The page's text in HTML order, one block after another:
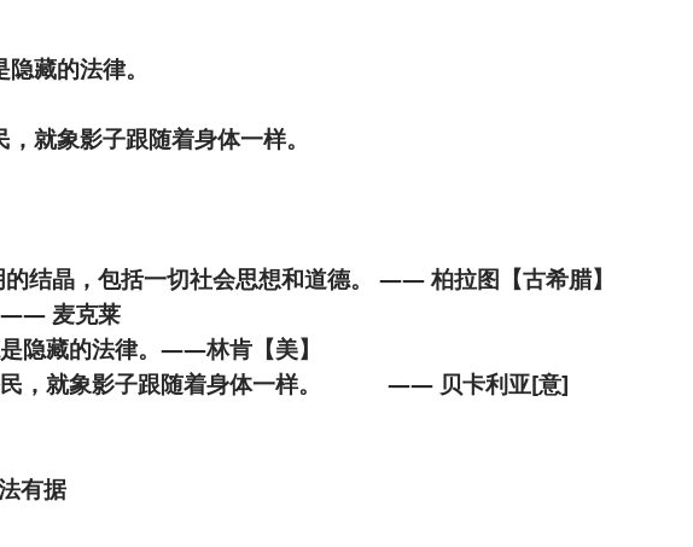
藏的法律。
，就象影子跟随着身体一样。
结晶，包括一切社会思想和道德。 —— 柏拉图【古希腊】
—— 麦克莱
隐藏的法律。——林肯【美】
民，就象影子跟随着身体一样。 —— 贝卡利亚[意]
精彩案例
不合，于法有据